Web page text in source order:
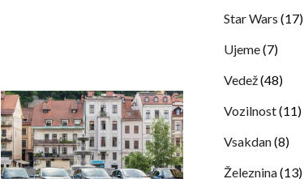
Star Wars (17)
Ujeme(7)
Vedež(48)
Vozilnost(11)
Vsakdan(8)
Železnina(13)